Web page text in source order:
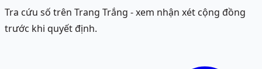
Tra cứu số trên Trang Trắng - xem nhận xét cộng đồng
trước khi quyết định.